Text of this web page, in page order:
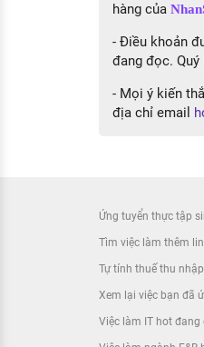
hàng của
- Điều khoản
đang đọc.
- Mọi ý kiến
địa chỉ email
Ứng tuyển thực tập
Tìm việc làm thêm
Tự tính thuế thu
Xem lại việc bạn đã
Việc làm IT hot đang